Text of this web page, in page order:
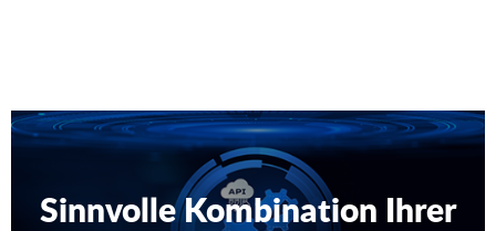
Sinnvolle Kombination Ihrer